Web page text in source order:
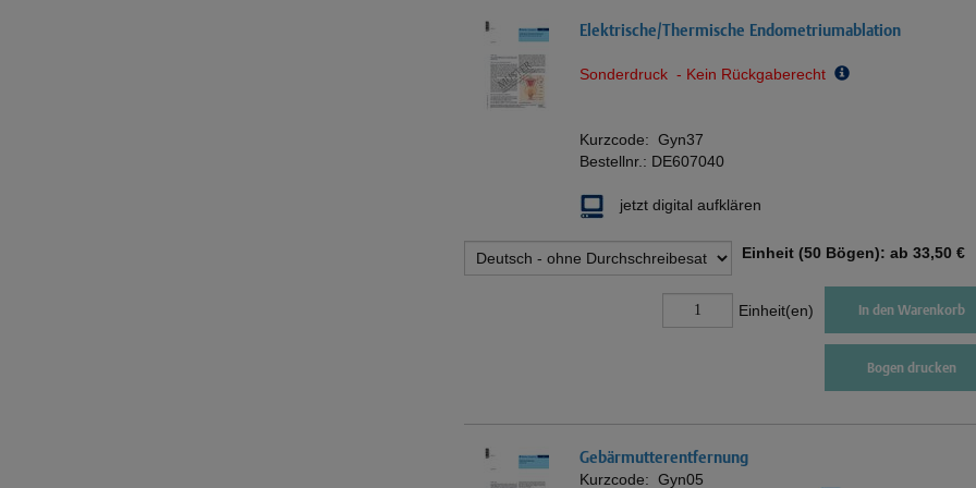
Elektrische/Thermische Endometriumablation
Sonderdruck - Kein Rückgaberecht
Kurzcode: Gyn37
Bestellnr.: DE607040
jetzt digital aufklären
Einheit (50 Bögen): ab 33,50 €
Einheit(en) In den Warenkorb
Bogen drucken
Gebärmutterentfernung
Kurzcode: Gyn05